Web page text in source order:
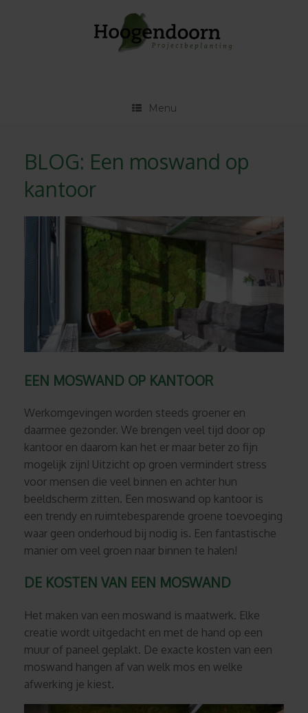
Menu
BLOG: Een moswand op
kantoor
EEN MOSWAND OP KANTOOR
Werkomgevingen worden steeds groener en
daarmee gezonder. We brengen veel tijd door op
kantoor en daarom kan het er maar beter zo fijn
mogelijk zijn! Uitzicht op groen vermindert stress
voor mensen die veel binnen en achter hun
beeldscherm zitten. Een moswand op kantoor is
een trendy en ruimtebesparende groene toevoeging
waar geen onderhoud bij nodig is. Een fantastische
manier om veel groen naar binnen te halen!
DE KOSTEN VAN EEN MOSWAND
Het maken van een moswand is maatwerk. Elke
creatie wordt uitgedacht en met de hand op een
muur of paneel geplakt. De exacte kosten van een
moswand hangen af van welk mos en welke
afwerking je kiest.